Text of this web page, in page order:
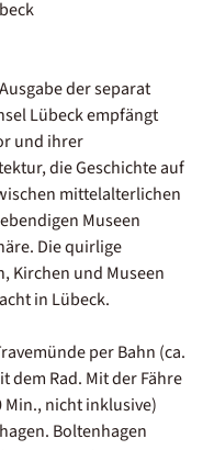
der separat
Lübeck empfängt
und ihrer
die Geschichte auf
mittelalterlichen
Museen
Die quirlige
Kirchen und Museen
in Lübeck.
per Bahn (ca.
dem Rad. Mit der Fähre
Min., nicht inklusive)
Boltenhagen